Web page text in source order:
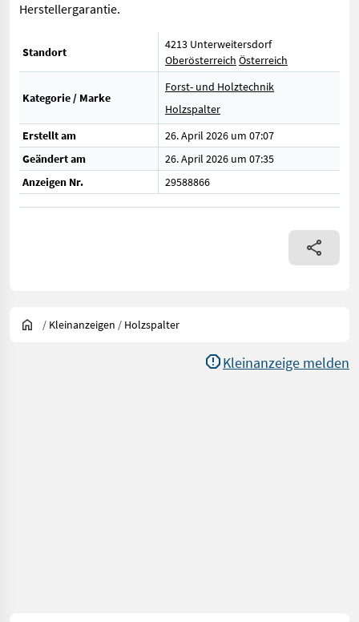
Herstellergarantie.
Standort
4213 Unterweitersdorf
Oberösterreich Österreich
Kategorie / Marke
Forst- und Holztechnik
Holzspalter
Erstellt am
26. April 2026 um 07:07
Geändert am
26. April 2026 um 07:35
Anzeigen Nr.
29588866
/ Kleinanzeigen / Holzspalter
Kleinanzeige melden